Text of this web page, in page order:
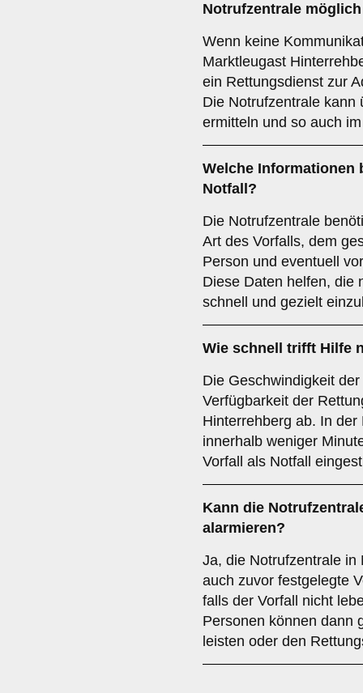
Notrufzentrale
Wenn keine
Marktleugast
ein Rettungsdienst zur
Die Notrufzentrale kann
ermitteln und so auch
Welche Informationen
Notfall?
Die Notrufzentrale
Art des Vorfalls, dem
Person und eventuell
Diese Daten helfen, die
schnell und gezielt
Wie schnell trifft Hilfe
Die Geschwindigkeit
Verfügbarkeit der
Hinterrehberg ab. In
innerhalb weniger
Vorfall als Notfall
Kann die
alarmieren?
Ja, die Notrufzentrale in
auch zuvor festgelegte
falls der Vorfall nicht
Personen können dann
leisten oder den